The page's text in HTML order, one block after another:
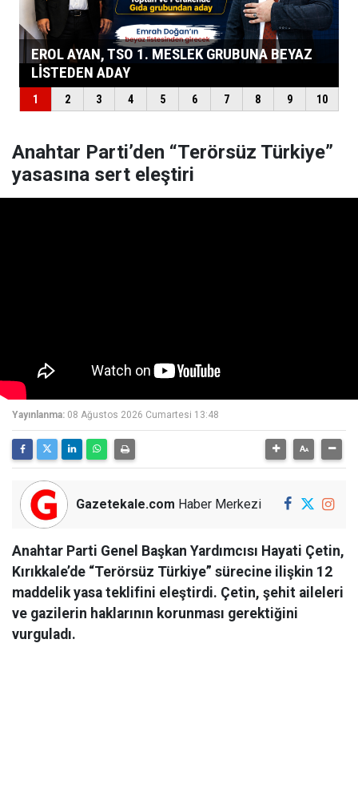
Anahtar Parti’den “Terörsüz Türkiye”
yasasına sert eleştiri
Yayınlanma: 08 Ağustos 2026 Cumartesi 13:48
Gazetekale.com Haber Merkezi
Anahtar Parti Genel Başkan Yardımcısı Hayati Çetin,
Kırıkkale’de “Terörsüz Türkiye” sürecine ilişkin 12
maddelik yasa teklifini eleştirdi. Çetin, şehit aileleri
ve gazilerin haklarının korunması gerektiğini
vurguladı.